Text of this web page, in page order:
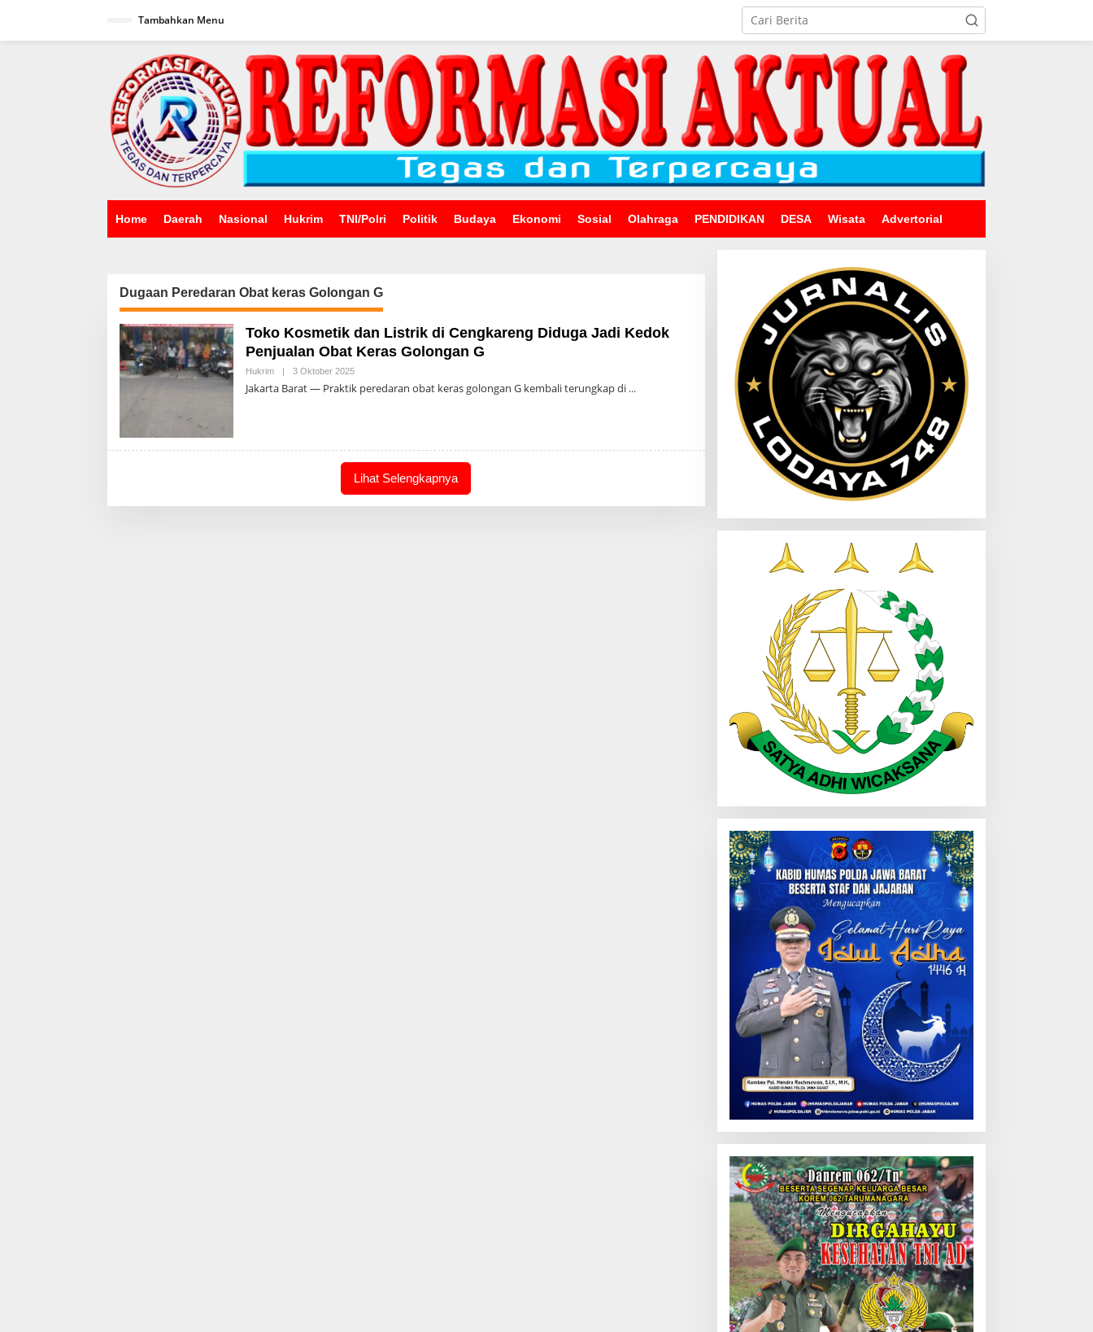
Tambahkan Menu
Home Daerah Nasional Hukrim TNI/Polri Politik Budaya Ekonomi Sosial Olahraga PENDIDIKAN DESA Wisata Advertorial
Dugaan Peredaran Obat keras Golongan G
Toko Kosmetik dan Listrik di Cengkareng Diduga Jadi Kedok
Penjualan Obat Keras Golongan G
Hukrim | 3 Oktober 2025Oleh
Jakarta Barat — Praktik peredaran obat keras golongan G kembali terungkap di
Lihat Selengkapnya